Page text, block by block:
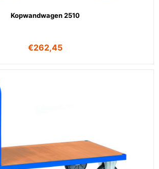
Kopwandwagen 2510
€262,45